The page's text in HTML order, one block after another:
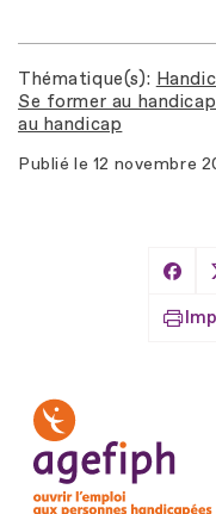
Thématique(s)
Se former au
au handicap
Publié le 12 novembre